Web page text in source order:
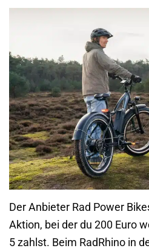
Der Anbieter Rad Power
Aktion, bei der du 200 Euro
5 zahlst. Beim RadRhino in